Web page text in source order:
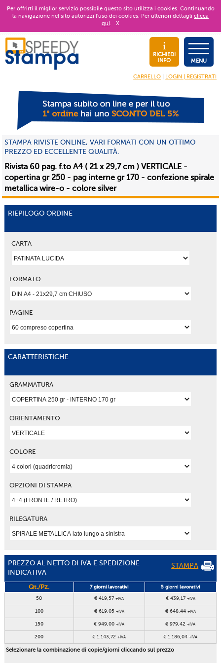
Per offrirti il miglior servizio possibile questo sito utilizza i cookies. Continuando
la navigazione nel sito autorizzi l’uso dei cookies. Per ulteriori dettagli clicca
qui. X
RICHIEDI
INFO
MENU
CARRELLO LOGIN | REGISTRATI
STAMPA RIVISTE ONLINE, VARI FORMATI CON UN OTTIMO
PREZZO ED ECCELLENTE QUALITÀ.
Rivista 60 pag. f.to A4 ( 21 x 29,7 cm ) VERTICALE -
copertina gr 250 - pag interne gr 170 - confezione spirale
metallica wire-o - colore silver
RIEPILOGO ORDINE
CARTA
FORMATO
PAGINE
CARATTERISTICHE
GRAMMATURA
ORIENTAMENTO
COLORE
OPZIONI DI STAMPA
RILEGATURA
PREZZO AL NETTO DI IVA E SPEDIZIONE
INDICATIVA
STAMPA
Qt./Pz. 7 giorni lavorativi 5 giorni lavorativi
50 € 419,57+IVA € 439,17 +IVA
100 € 619,05 +IVA € 648,44 +IVA
150 € 949,00+IVA € 979,42+IVA
200 € 1.143,72+IVA € 1.186,04+IVA
Selezionare la combinazione di copie/giorni cliccando sul prezzo